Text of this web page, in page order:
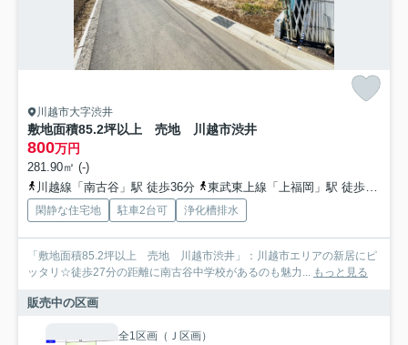
川越市大字渋井
敷地面積85.2坪以上 売地 川越市渋井
800万円
281.90㎡ (-)
川越線「南古谷」駅 徒歩36分
東武東上線「上福岡」駅 徒歩39分
閑静な住宅地 駐車2台可 浄化槽排水
「敷地面積85.2坪以上 売地 川越市渋井」：川越市エリアの新居にピ
ッタリ☆徒歩27分の距離に南古谷中学校があるのも魅力... もっと見る
販売中の区画
全1区画（Ｊ区画）